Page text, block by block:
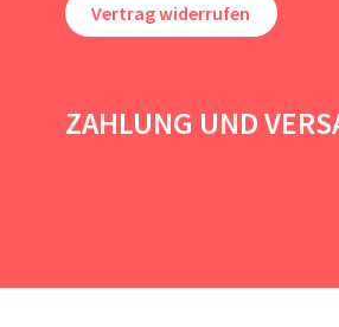
Vertrag widerrufen
ZAHLUNG UND